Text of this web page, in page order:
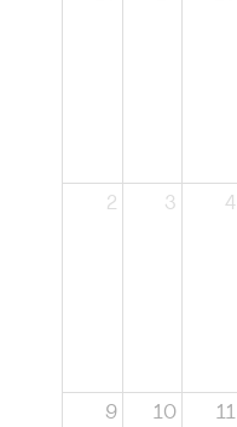
2 3 4
9 10 11